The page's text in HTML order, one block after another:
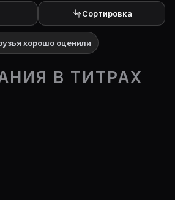
Сортировка
хорошо оценили
В ТИТРАХ